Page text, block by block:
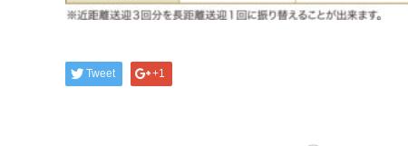
Tweet +1